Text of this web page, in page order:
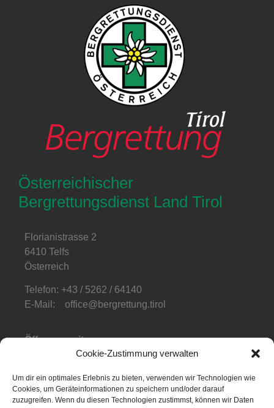
Cookie-Zustimmung verwalten
Um dir ein optimales Erlebnis zu bieten, verwenden wir Technologien wie
Cookies, um Geräteinformationen zu speichern und/oder darauf
zuzugreifen. Wenn du diesen Technologien zustimmst, können wir Daten
Österreichischer
Bergrettungsdienst Land Tirol
Florianistrasse 2
6410 Telfs
Österreich
Telefon: +43 / 5262 / 64140
E-Mail: office@bergrettung.tirol
Öffnungszeiten:
Mo-Do: 08:00-17:00
Telefonzeiten: